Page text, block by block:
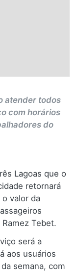
atender todos
com horários
do
Lagoas que o
retornará
valor da
Tebet.
será a
aos usuários
semana, com